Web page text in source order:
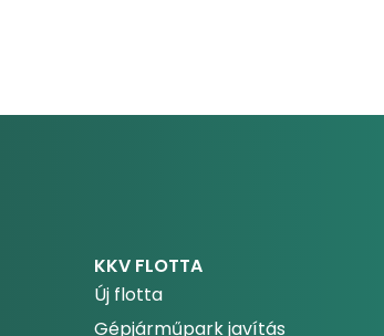
KKV FLOTTA
Új flotta
Gépjárműpark javítás